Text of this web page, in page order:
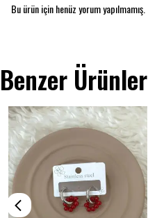
Bu ürün için henüz yorum yapılmamış.
Benzer Ürünler